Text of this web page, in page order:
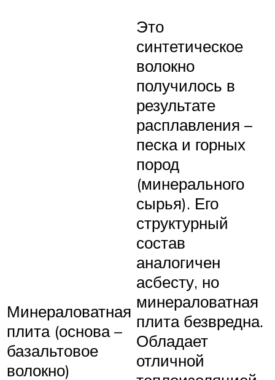
Минераловатная
плита (основа –
базальтовое
волокно)
Это
синтетическое
волокно
получилось в
результате
расплавления –
песка и горных
пород
(минерального
сырья). Его
структурный
состав
аналогичен
асбесту, но
минераловатная
плита безвредна.
Обладает
отличной